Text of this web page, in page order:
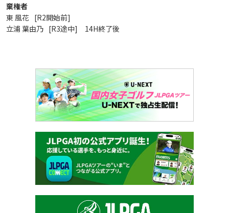
棄権者
東 風花 [R2開始前]
立浦 葉由乃 [R3途中] 14H終了後